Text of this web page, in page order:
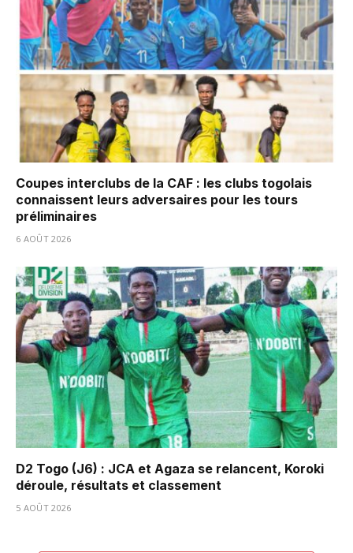
Coupes interclubs de la CAF : les clubs togolais
connaissent leurs adversaires pour les tours
préliminaires
6 AOÛT 2026
D2 Togo (J6) : JCA et Agaza se relancent, Koroki
déroule, résultats et classement
5 AOÛT 2026